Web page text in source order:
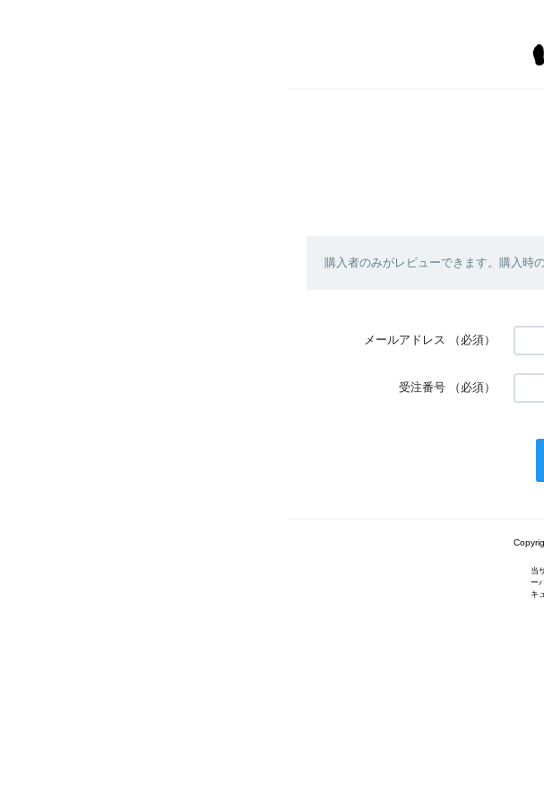
購入者のみがレビューできます。購入時
メールアドレス （必須）
受注番号 （必須）
当
ー
キ